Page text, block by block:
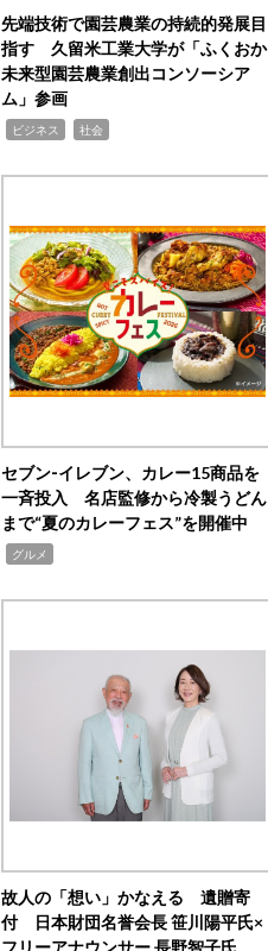
先端技術で園芸農業の持続的発展目
指す 久留米工業大学が「ふくおか
未来型園芸農業創出コンソーシア
ム」参画
ビジネス 社会
セブン‐イレブン、カレー15商品を
一斉投入 名店監修から冷製うどん
まで“夏のカレーフェス”を開催中
グルメ
故人の「想い」かなえる 遺贈寄
付 日本財団名誉会長 笹川陽平氏×
フリーアナウンサー 長野智子氏